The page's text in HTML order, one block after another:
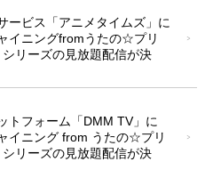
ービス「アニメタイムズ」に
イニングfromうたの☆プリ
シリーズの見放題配信が決
トフォーム「DMM TV」に
イニング from うたの☆プリ
シリーズの見放題配信が決